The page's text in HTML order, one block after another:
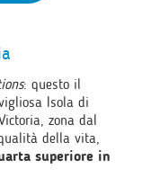
: questo il
Isola di
zona dal
della vita,
superiore in